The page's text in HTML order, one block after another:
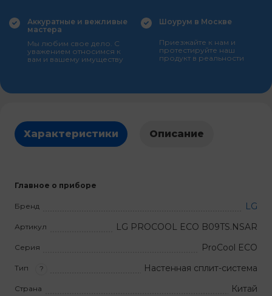
Аккуратные и вежливые
мастера
Мы любим свое дело. С
уважением относимся к
вам и вашему имуществу
Шоурум в Москве
Приезжайте к нам и
протестируйте наш
продукт в реальности
Характеристики Описание
Главное о приборе
Бренд LG
Артикул LG PROCOOL ECO B09TS.NSAR
Серия ProCool ECO
Тип ? Настенная сплит-система
Страна Китай